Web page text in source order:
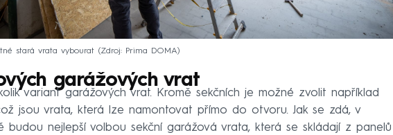
stará vrata vybourat Zdroj: Prima DOMA
garážových vrat
variant garážových vrat. Kromě sekčních je možné zvolit například
jsou vrata, která lze namontovat přímo do otvoru. Jak se zdá, v
budou nejlepší volbou sekční garážová vrata, která se skládají z panelů